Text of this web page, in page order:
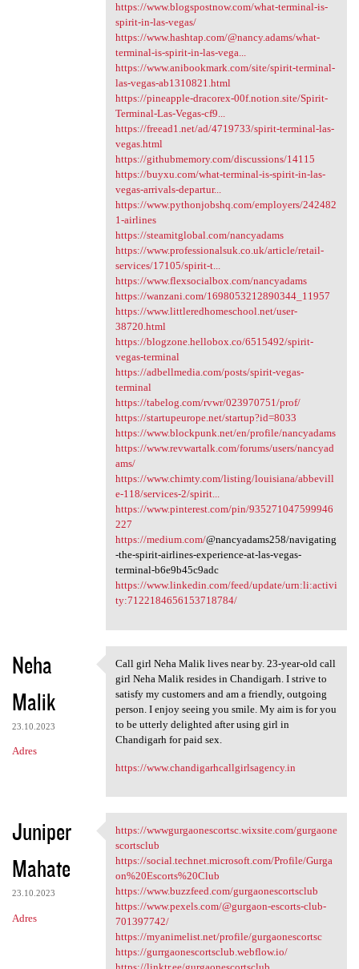
https://www.blogspostnow.com/what-terminal-is-
spirit-in-las-vegas/
https://www.hashtap.com/@nancy.adams/what-
terminal-is-spirit-in-las-vega...
https://www.anibookmark.com/site/spirit-terminal-
las-vegas-ab1310821.html
https://pineapple-dracorex-00f.notion.site/Spirit-
Terminal-Las-Vegas-cf9...
https://freead1.net/ad/4719733/spirit-terminal-las-
vegas.html
https://githubmemory.com/discussions/14115
https://buyxu.com/what-terminal-is-spirit-in-las-
vegas-arrivals-departur...
https://www.pythonjobshq.com/employers/242482
1-airlines
https://steamitglobal.com/nancyadams
https://www.professionalsuk.co.uk/article/retail-
services/17105/spirit-t...
https://www.flexsocialbox.com/nancyadams
https://wanzani.com/1698053212890344_11957
https://www.littleredhomeschool.net/user-
38720.html
https://blogzone.hellobox.co/6515492/spirit-
vegas-terminal
https://adbellmedia.com/posts/spirit-vegas-
terminal
https://tabelog.com/rvwr/023970751/prof/
https://startupeurope.net/startup?id=8033
https://www.blockpunk.net/en/profile/nancyadams
https://www.revwartalk.com/forums/users/nancyad
ams/
https://www.chimty.com/listing/louisiana/abbevill
e-118/services-2/spirit...
https://www.pinterest.com/pin/935271047599946
227
https://medium.com/@nancyadams258/navigating
-the-spirit-airlines-experience-at-las-vegas-
terminal-b6e9b45c9adc
https://www.linkedin.com/feed/update/urn:li:activi
ty:7122184656153718784/
Neha
Malik
23.10.2023
Adres
Call girl Neha Malik lives
Call girl Neha Malik lives near by. 23-year-old call
girl Neha Malik resides in Chandigarh. I strive to
satisfy my customers and am a friendly, outgoing
person. I enjoy seeing you smile. My aim is for you
to be utterly delighted after using girl in
Chandigarh for paid sex.
https://www.chandigarhcallgirlsagency.in
Juniper
Mahate
23.10.2023
Adres
https://wwwgurgaonescortsc
https://wwwgurgaonescortsc.wixsite.com/gurgaone
scortsclub
https://social.technet.microsoft.com/Profile/Gurga
on%20Escorts%20Club
https://www.buzzfeed.com/gurgaonescortsclub
https://www.pexels.com/@gurgaon-escorts-club-
701397742/
https://myanimelist.net/profile/gurgaonescortsc
https://gurrgaonescortsclub.webflow.io/